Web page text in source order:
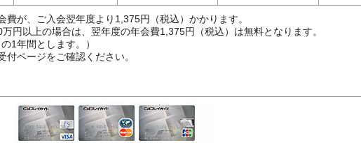
費が、ご入会翌年度より1,375円（税込）かかります。
円以上の場合は、翌年度の年会費1,375円（税込）は無料となります。
1年間とします。）
ページをご確認ください。